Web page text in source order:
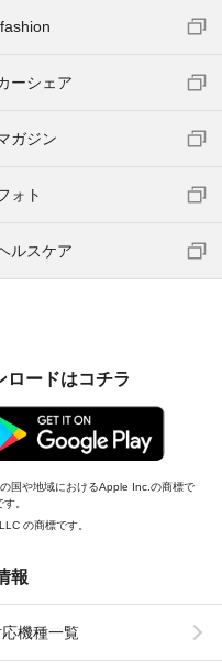
ーシェア
ガジン
ォト
ルスケア
ロードはコチラ
国や地域におけるApple Inc.の商標で
。
の商標です。
報
機種一覧